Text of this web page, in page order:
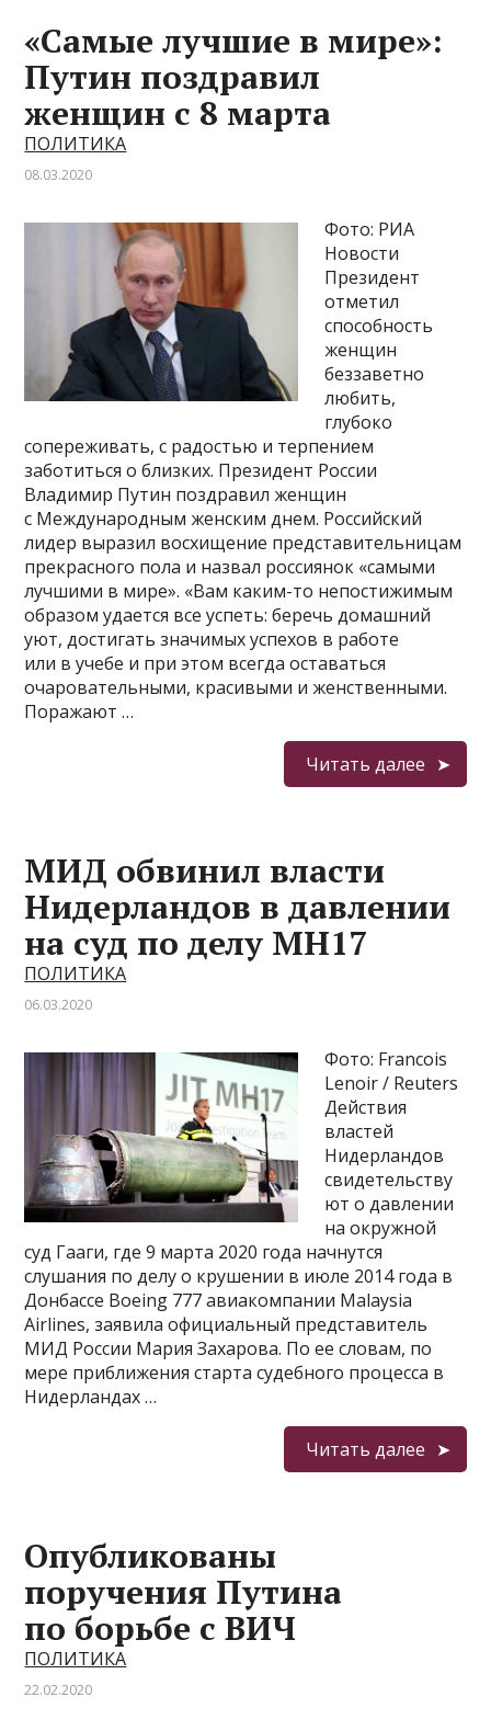
«Самые лучшие в мире»:
Путин поздравил
женщин с 8 марта
ПОЛИТИКА
08.03.2020
Фото: РИА
Новости
Президент
отметил
способность
женщин
беззаветно
любить,
глубоко
сопереживать, с радостью и терпением
заботиться о близких. Президент России
Владимир Путин поздравил женщин
с Международным женским днем. Российский
лидер выразил восхищение представительницам
прекрасного пола и назвал россиянок «самыми
лучшими в мире». «Вам каким-то непостижимым
образом удается все успеть: беречь домашний
уют, достигать значимых успехов в работе
или в учебе и при этом всегда оставаться
очаровательными, красивыми и женственными.
Поражают …
Читать далее
МИД обвинил власти
Нидерландов в давлении
на суд по делу MH17
ПОЛИТИКА
06.03.2020
Фото: Francois
Lenoir / Reuters
Действия
властей
Нидерландов
свидетельству
ют о давлении
на окружной
суд Гааги, где 9 марта 2020 года начнутся
слушания по делу о крушении в июле 2014 года в
Донбассе Boeing 777 авиакомпании Malaysia
Airlines, заявила официальный представитель
МИД России Мария Захарова. По ее словам, по
мере приближения старта судебного процесса в
Нидерландах …
Читать далее
Опубликованы
поручения Путина
по борьбе с ВИЧ
ПОЛИТИКА
22.02.2020